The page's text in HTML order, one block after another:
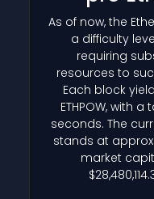
As of now, the
a difficulty
requiring
resources to
Each block
ETHPOW, with
seconds. The
stands at
market